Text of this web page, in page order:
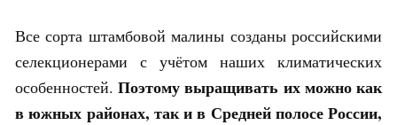
Все сорта штамбовой малины созданы российскими
селекционерами с учётом наших климатических
особенностей.Поэтому выращивать их можно как
в южных районах, так и в Средней полосе России,